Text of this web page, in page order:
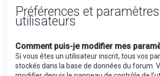
Préférences et
utilisateurs
Comment puis-je modifier mes
Si vous êtes un utilisateur inscrit, tous vos
stockés dans la base de données du forum.